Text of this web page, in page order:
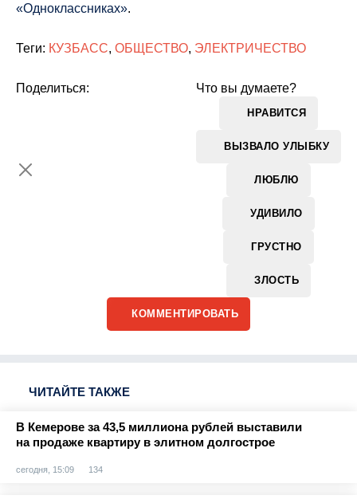
«Одноклассниках».
Теги: КУЗБАСС, ОБЩЕСТВО, ЭЛЕКТРИЧЕСТВО
Что вы думаете?
НРАВИТСЯ
ВЫЗВАЛО УЛЫБКУ
ЛЮБЛЮ
УДИВИЛО
ГРУСТНО
ЗЛОСТЬ
Поделиться:
КОММЕНТИРОВАТЬ
ЧИТАЙТЕ ТАКЖЕ
В Кемерове за 43,5 миллиона рублей выставили
на продаже квартиру в элитном долгострое
сегодня, 15:09 134